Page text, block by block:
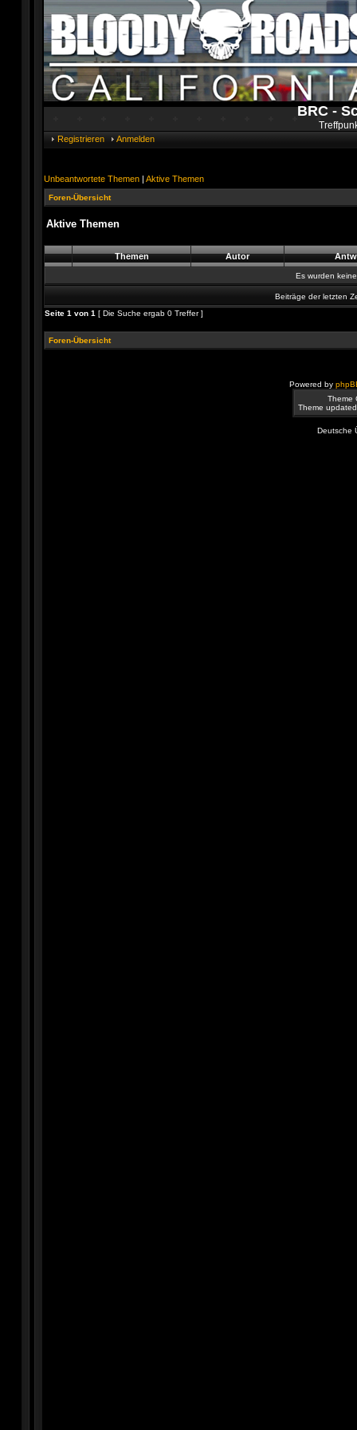
BRC -
Registrieren Anmelden
Unbeantwortete Themen | Aktive Themen
Foren-Übersicht
Aktive Themen
Themen Autor
Es wurden
Beiträge der letzten
Seite 1 von 1 [ Die Suche ergab 0 Treffer ]
Foren-Übersicht
Powered by
Theme
Theme
Deutsche